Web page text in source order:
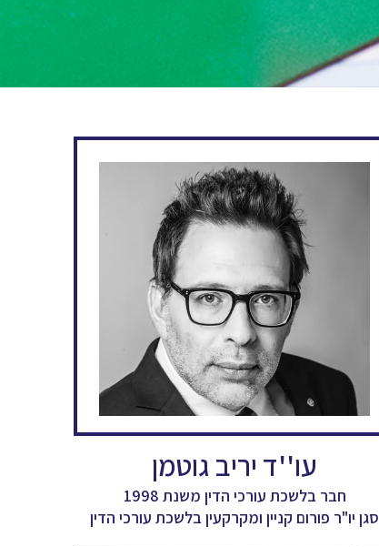
עו''ד יריב גוטמן
חבר בלשכת עורכי הדין משנת 1998
סגן יו"ר פורום קניין ומקרקעין בלשכת עורכי הדין